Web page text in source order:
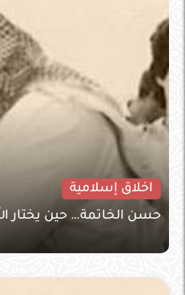
اخلاق إسلامية
حسن الخاتمة… حين يختار